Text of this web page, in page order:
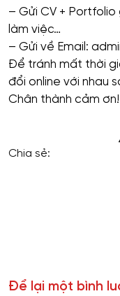
– Gửi CV +
làm việc…
– Gửi về Email:
Để tránh mất thời
đổi online với nhau
Chân thành cảm ơn!
Chia sẻ:
Để lại một bình